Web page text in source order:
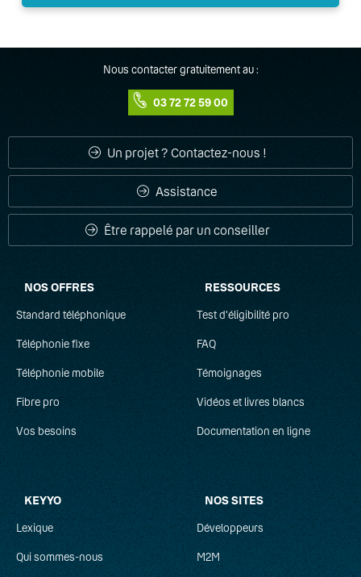
Accueil téléphonique
Adaptateur ATA
ADSL
Appels simultanés
B
C
Centrex
Communications unifiées
D
DECT
Nous contacter gratuitement au :
03 72 72 59 00
Un projet ? Contactez-nous !
Assistance
Être rappelé par un conseiller
NOS OFFRES
Standard téléphonique
Téléphonie fixe
Téléphonie mobile
Fibre pro
Vos besoins
RESSOURCES
Test d'éligibilité pro
FAQ
Témoignages
Vidéos et livres blancs
Documentation en ligne
KEYYO
Lexique
Qui sommes-nous
NOS SITES
Développeurs
M2M